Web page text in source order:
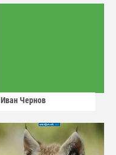
Иван Чернов